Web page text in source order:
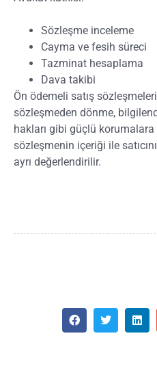
Sözleşme inceleme
Cayma ve fesih süreci
Tazminat hesaplama
Dava takibi
Ön ödemeli satış
sözleşmeden dönme,
hakları gibi güçlü
sözleşmenin içeriği ile
ayrı değerlendirilir.